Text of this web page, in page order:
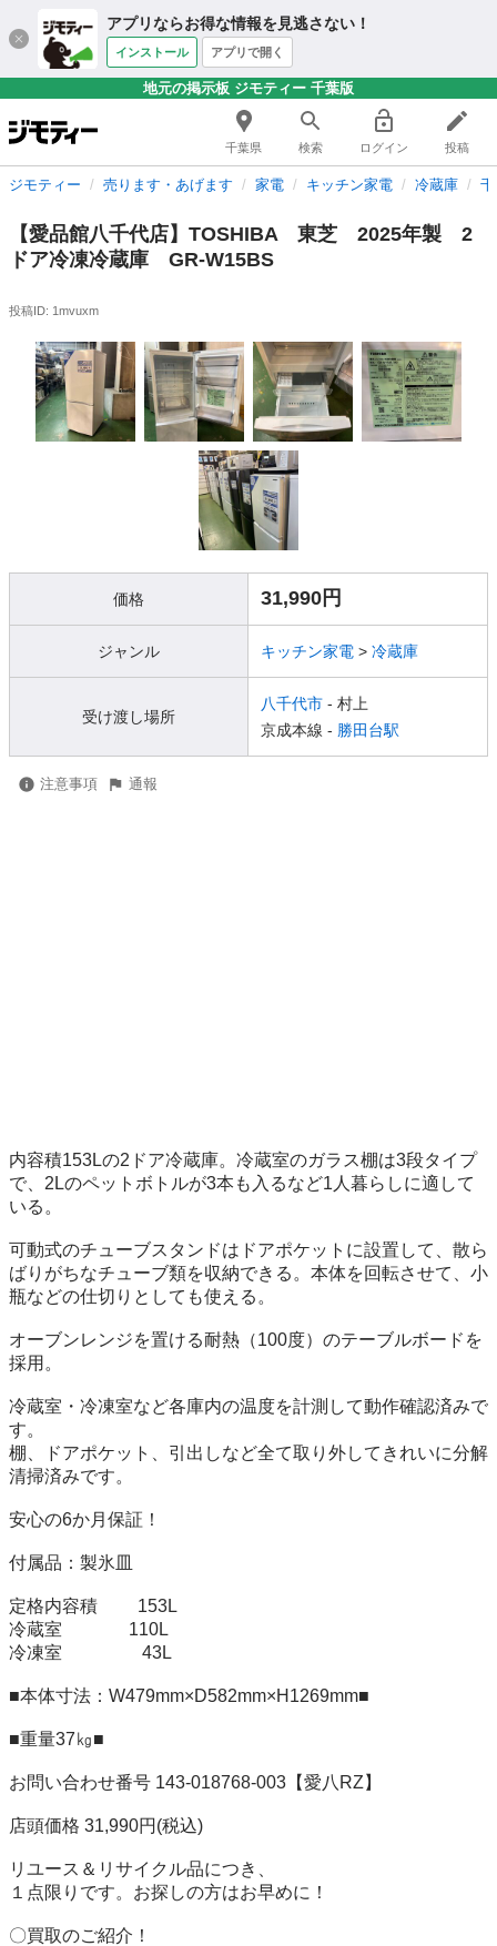
アプリならお得な情報を見逃さない！
インストール アプリで開く
地元の掲示板 ジモティー 千葉版
千葉県 検索 ログイン 投稿
ジモティー 売ります・あげます 家電 キッチン家電 冷蔵庫
【愛品館八千代店】TOSHIBA 東芝 2025年製 2
ドア冷凍冷蔵庫 GR-W15BS
投稿ID: 1mvuxm
価格 31,990円
ジャンル キッチン家電 > 冷蔵庫
受け渡し場所
八千代市 - 村上
京成本線 - 勝田台駅
注意事項 通報
内容積153Lの2ドア冷蔵庫。冷蔵室のガラス棚は3段タイプ
で、2Lのペットボトルが3本も入るなど1人暮らしに適して
いる。
可動式のチューブスタンドはドアポケットに設置して、散ら
ばりがちなチューブ類を収納できる。本体を回転させて、小
瓶などの仕切りとしても使える。
オーブンレンジを置ける耐熱（100度）のテーブルボードを
採用。
冷蔵室・冷凍室など各庫内の温度を計測して動作確認済みで
す。
棚、ドアポケット、引出しなど全て取り外してきれいに分解
清掃済みです。
安心の6か月保証！
付属品：製氷皿
定格内容積　　 153L
冷蔵室　　　   110L
冷凍室　　　　  43L
■本体寸法：W479mm×D582mm×H1269mm■
■重量37㎏■
お問い合わせ番号 143-018768-003【愛八RZ】
店頭価格 31,990円(税込)
リユース＆リサイクル品につき、
１点限りです。お探しの方はお早めに！
〇買取のご紹介！